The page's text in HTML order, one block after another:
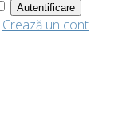
Crează un cont